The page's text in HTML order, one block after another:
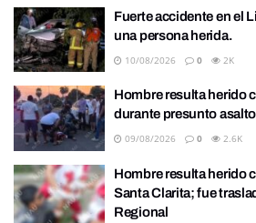
Fuerte accidente en el
una persona herida.
10/08/2026 0 2K
Hombre resulta herido
durante presunto
09/08/2026 0 2.6K
Hombre resulta herido
Santa Clarita; fue
Regional